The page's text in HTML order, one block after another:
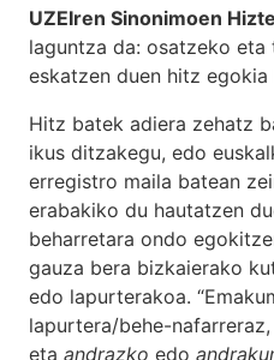
UZEIren Sinonimoen
laguntza da: osatzeko
eskatzen duen hitz
Hitz batek adiera zehatz
ikus ditzakegu, edo
erregistro maila batean
erabakiko du hautatzen
beharretara ondo
gauza bera bizkaierako
edo lapurterakoa.
lapurtera/behe-nafarreraz,
eta andrazko edo